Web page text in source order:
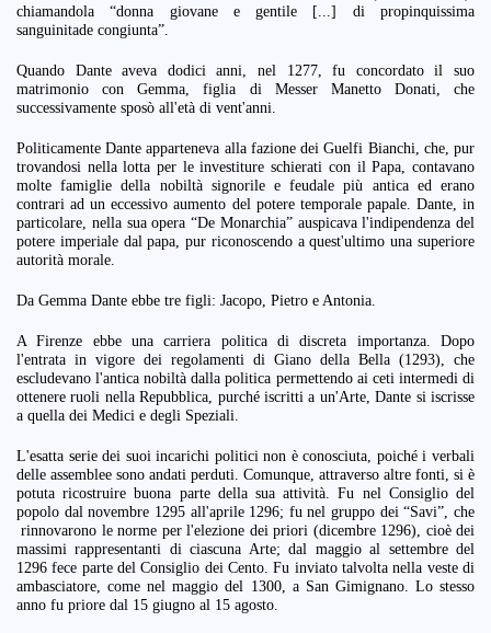
chiamandola “donna giovane e gentile [...] di propinquissima
sanguinitade congiunta”.
Quando Dante aveva dodici anni, nel 1277, fu concordato il suo
matrimonio con Gemma, figlia di Messer Manetto Donati, che
successivamente sposò all'età di vent'anni.
Politicamente Dante apparteneva alla fazione dei Guelfi Bianchi, che, pur
trovandosi nella lotta per le investiture schierati con il Papa, contavano
molte famiglie della nobiltà signorile e feudale più antica ed erano
contrari ad un eccessivo aumento del potere temporale papale. Dante, in
particolare, nella sua opera “De Monarchia” auspicava l'indipendenza del
potere imperiale dal papa, pur riconoscendo a quest'ultimo una superiore
autorità morale.
Da Gemma Dante ebbe tre figli: Jacopo, Pietro e Antonia.
A Firenze ebbe una carriera politica di discreta importanza. Dopo
l'entrata in vigore dei regolamenti di Giano della Bella (1293), che
escludevano l'antica nobiltà dalla politica permettendo ai ceti intermedi di
ottenere ruoli nella Repubblica, purché iscritti a un'Arte, Dante si iscrisse
a quella dei Medici e degli Speziali.
L'esatta serie dei suoi incarichi politici non è conosciuta, poiché i verbali
delle assemblee sono andati perduti. Comunque, attraverso altre fonti, si è
potuta ricostruire buona parte della sua attività. Fu nel Consiglio del
popolo dal novembre 1295 all'aprile 1296; fu nel gruppo dei “Savi”, che
rinnovarono le norme per l'elezione dei priori (dicembre 1296), cioè dei
massimi rappresentanti di ciascuna Arte; dal maggio al settembre del
1296 fece parte del Consiglio dei Cento. Fu inviato talvolta nella veste di
ambasciatore, come nel maggio del 1300, a San Gimignano. Lo stesso
anno fu priore dal 15 giugno al 15 agosto.